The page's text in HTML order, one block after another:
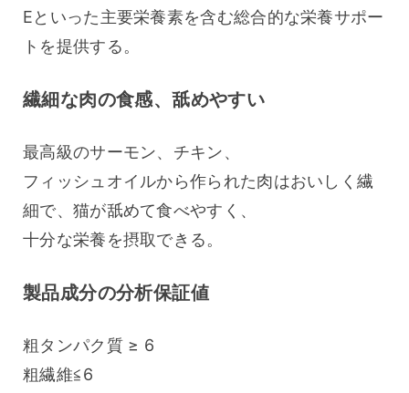
Eといった主要栄養素を含む総合的な栄養サポー
トを提供する。
繊細な肉の食感、舐めやすい
最高級のサーモン、チキン、
フィッシュオイルから作られた肉はおいしく繊
細で、猫が舐めて食べやすく、
十分な栄養を摂取できる。
製品成分の分析保証値
粗タンパク質 ≥ 6
粗繊維≦6